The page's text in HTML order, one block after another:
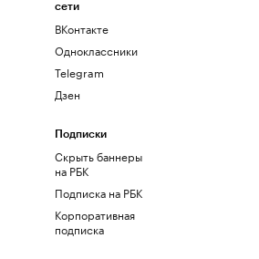
сети
ВКонтакте
Одноклассники
Telegram
Дзен
Подписки
Скрыть баннеры
на РБК
Подписка на РБК
Корпоративная
подписка